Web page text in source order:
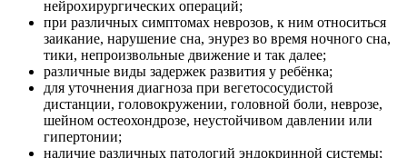
нейрохирургических операций;
при различных симптомах неврозов, к ним относиться
заикание, нарушение сна, энурез во время ночного сна,
тики, непроизвольные движение и так далее;
различные виды задержек развития у ребёнка;
для уточнения диагноза при вегетососудистой
дистанции, головокружении, головной боли, неврозе,
шейном остеохондрозе, неустойчивом давлении или
гипертонии;
наличие различных патологий эндокринной системы;